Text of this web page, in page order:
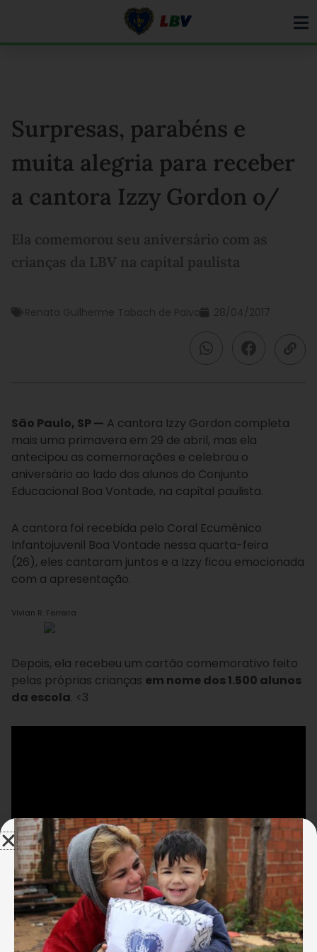
Surpresas, parabéns e
muita alegria para receber
a cantora Izzy Gordon o/
Ela comemorou seu aniversário com as
crianças da LBV na capital paulista
Renata Guilherme Tabach de Paiva 28/04/2017
São Paulo, SP — A cantora Izzy Gordon completa
mais uma primavera em 29 de abril, mas ela
antecipou as comemorações e celebrou o
aniversário ao lado dos alunos do Conjunto
Educacional Boa Vontade, na capital paulista.
A cantora foi recebida pelo Coral Ecumênico
Infantojuvenil Boa Vontade nessa quarta-feira
(26), eles cantaram juntos e a Izzy ficou emocionada
com a apresentação.
Vivian R. Ferreira
Depois, ela recebeu um cartão comemorativo feito
pelas próprias crianças em nome dos 1.500 alunos
da escola. <3